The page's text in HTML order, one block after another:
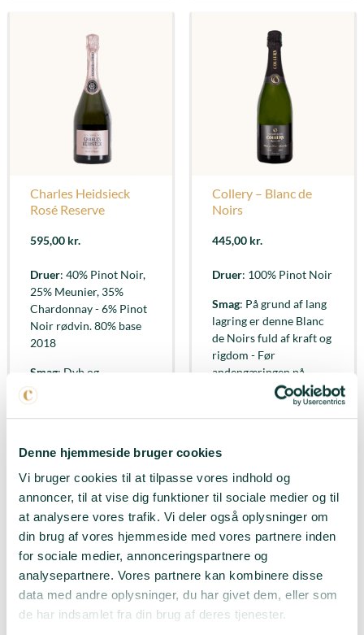
Denne hjemmeside bruger cookies
Vi bruger cookies til at tilpasse vores indhold og
annoncer, til at vise dig funktioner til sociale medier og til
at analysere vores trafik. Vi deler også oplysninger om
din brug af vores hjemmeside med vores partnere inden
for sociale medier, annonceringspartnere og
analysepartnere. Vores partnere kan kombinere disse
data med andre oplysninger, du har givet dem, eller som
de har indsamlet fra din brug af deres tjenester.
Charles Heidsieck
Rosé Reserve
595,00 kr.
Druer: 40% Pinot Noir,
25% Meunier, 35%
Chardonnay - 6% Pinot
Noir rødvin. 80% base
2018
Smag: Dyb og
powerfuld smag af
jordbær, hindbær og
Duft: En kompleks og
super spændende duft -
Med noter af
hjemmelavet
jordbærmarmelade og
super saftige ferskner
Passer til
: Aperitif -
Bare fordi
LÆG I KURV
Collery – Blanc de
Noirs
445,00 kr.
Druer: 100% Pinot Noir
Smag: På grund af lang
lagring er denne Blanc
de Noirs fuld af kraft og
rigdom - Før
andengæringen på
flaske i 72 måneder har
den lagret på 225 liters
mere dybde og struktur
: Masser af røde
frugter - Intens næse -
Frisk og udtryksfuld på
samme tid
Passer til : Aperitif -
Tapas